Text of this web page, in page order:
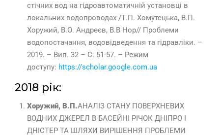
стічних вод на гідроавтоматичній установці в
локальних водопроводах /Т.П. Хомутецька, В.П.
Хоружий, В.О. Андреєв, В.В Нор// Проблеми
водопостачання, водовідведення та гідравліки. –
2019. – Вип. 32 – С. 51-57. – Режим
доступу: https://scholar.google.com.ua
2018 рік:
Хоружий, В.П.АНАЛІЗ СТАНУ ПОВЕРХНЕВИХ
ВОДНИХ ДЖЕРЕЛ В БАСЕЙНІ РІЧОК ДНІПРО І
ДНІСТЕР ТА ШЛЯХИ ВИРІШЕННЯ ПРОБЛЕМИ